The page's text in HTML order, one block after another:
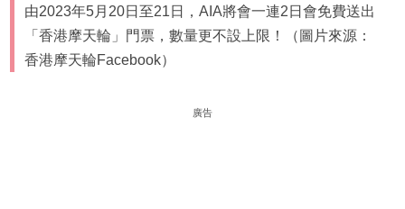
由2023年5月20日至21日，AIA將會一連2日會免費送出
「香港摩天輪」門票，數量更不設上限！（圖片來源：
香港摩天輪Facebook）
廣告